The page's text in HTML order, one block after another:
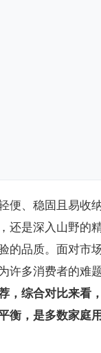
便、稳固且易收
还是深入山野的
的品质。面对市
许多消费者的难
，综合对比来
衡，是多数家庭